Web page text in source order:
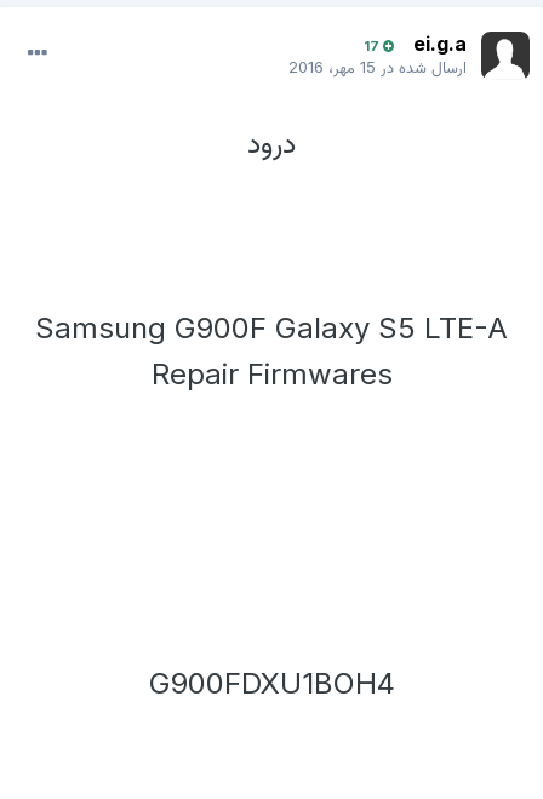
ei.g.a
17
ارسال شده در15 مهر، 2016
درود
Samsung G900F Galaxy S5 LTE-A
Repair Firmwares
G900FDXU1BOH4